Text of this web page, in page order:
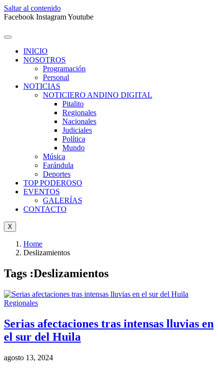
Saltar al contenido
Facebook InstagramYoutube
INICIO
NOSOTROS
Programación
Personal
NOTICIAS
NOTICIERO ANDINO DIGITAL
Pitalito
Regionales
Nacionales
Judiciales
Política
Mundo
Música
Farándula
Deportes
TOP PODEROSO
EVENTOS
GALERÍAS
CONTACTO
X
Home
Deslizamientos
Tags :Deslizamientos
Regionales
Serias afectaciones tras intensas lluvias en
el sur del Huila
agosto 13, 2024